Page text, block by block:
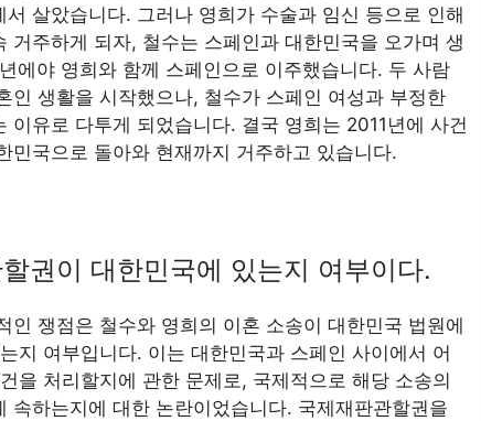
서 살았습니다. 그러나 영희가 수술과 임신 등으로 인해
거주하게 되자, 철수는 스페인과 대한민국을 오가며 생
에야 영희와 함께 스페인으로 이주했습니다. 두 사람
인 생활을 시작했으나, 철수가 스페인 여성과 부정한
이유로 다투게 되었습니다. 결국 영희는 2011년에 사건
민국으로 돌아와 현재까지 거주하고 있습니다.
권이 대한민국에 있는지 여부이다.
인 쟁점은 철수와 영희의 이혼 소송이 대한민국 법원에
지 여부입니다. 이는 대한민국과 스페인 사이에서 어
을 처리할지에 관한 문제로, 국제적으로 해당 소송의
속하는지에 대한 논란이었습니다. 국제재판관할권을